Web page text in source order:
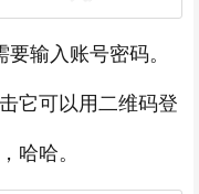
输入账号密码。
它可以用二维码登
哈哈。